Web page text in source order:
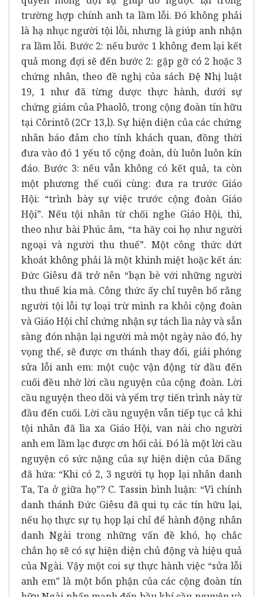
trường hợp chính anh ta lầm lỗi. Đó không phải
là hạ nhục người tội lỗi, nhưng là giúp anh nhận
ra lầm lỗi. Bước 2: nếu bước 1 không đem lại kết
quả mong đợi sẽ đến bước 2: gặp gỡ có 2 hoặc 3
chứng nhân, theo đề nghị của sách Đệ Nhị luật
19, 1 như đã từng dược thực hành, dưới sự
chứng giám của Phaolô, trong cộng đoàn tín hữu
tại Côrintô (2Cr 13,l). Sự hiện diện của các chứng
nhân báo đảm cho tính khách quan, đồng thời
đưa vào đó 1 yếu tố cộng đoàn, dù luôn luôn kín
đáo. Bước 3: nếu vẫn không có kết quả, ta còn
một phương thế cuối cùng: đưa ra trước Giáo
Hội: “trình bày sự việc trước cộng đoàn Giáo
Hội”. Nếu tội nhân từ chối nghe Giáo Hội, thì,
theo như bài Phúc âm, “ta hãy coi họ như người
ngoại và người thu thuế”. Một công thức dứt
khoát không phải là một khinh miệt hoặc kết án:
Đức Giêsu đã trở nên “bạn bè với những người
thu thuế kia mà. Công thức ấy chỉ tuyên bố rằng
người tội lỗi tự loại trừ mình ra khỏi cộng đoàn
và Giáo Hội chỉ chứng nhận sự tách lìa này và sẵn
sàng đón nhận lại người mà một ngày nào đó, hy
vọng thế, sẽ được ơn thánh thay đổi, giải phóng
sửa lỗi anh em: một cuộc vận động từ đầu đến
cuối đều nhờ lời cầu nguyện của cộng đoàn. Lời
cầu nguyện theo dõi và yểm trợ tiến trình này từ
đầu đến cuối. Lời cầu nguyện vẫn tiếp tục cả khi
tội nhân đã lìa xa Giáo Hội, van nài cho người
anh em lầm lạc được ơn hối cải. Đó là một lời cầu
nguyện có sức nặng của sự hiện diện của Đấng
đã hứa: “Khi có 2, 3 người tụ họp lại nhân danh
Ta, Ta ở giữa họ”? C. Tassin bình luận: “Vì chính
danh thánh Đức Giêsu đã qui tụ các tín hữu lại,
nếu họ thực sự tụ họp lại chỉ để hành động nhân
danh Ngài trong những vấn đề khó, họ chắc
chắn họ sẽ có sự hiện diện chủ động và hiệu quả
của Ngài. Vậy một coi sự thực hành việc “sửa lỗi
anh em” là một bổn phận của các cộng đoàn tín